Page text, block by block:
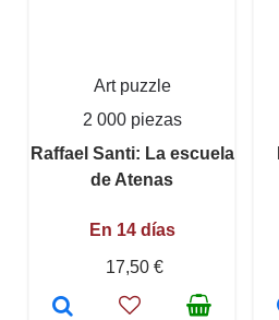
Art puzzle
2 000 piezas
Raffael Santi: La escuela
de Atenas
En 14 días
17,50 €